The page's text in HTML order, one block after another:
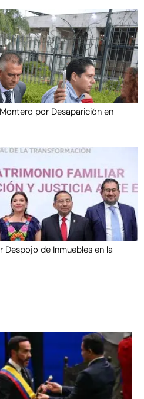
por Desaparición en
Despojo de Inmuebles en la